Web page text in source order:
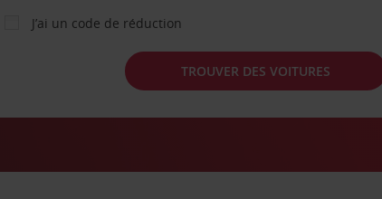
J’ai un code de réduction
TROUVER DES VOITURES